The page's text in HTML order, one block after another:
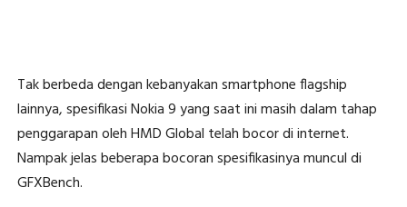
Tak berbeda dengan kebanyakan smartphone flagship
lainnya, spesifikasi Nokia 9 yang saat ini masih dalam tahap
penggarapan oleh HMD Global telah bocor di internet.
Nampak jelas beberapa bocoran spesifikasinya muncul di
GFXBench.